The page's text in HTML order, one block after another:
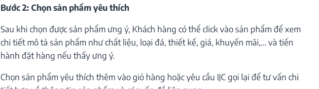
Bước 2: Chọn sản phẩm yêu thích
Sau khi chọn được sản phẩm ưng ý, Khách hàng có thể click vào sản phẩm để xem
chi tiết mô tả sản phẩm như chất liệu, loại đá, thiết kế, giá, khuyến mãi,… và tiến
hành đặt hàng nếu thấy ưng ý.
Chọn sản phẩm yêu thích thêm vào giỏ hàng hoặc yêu cầu IJC gọi lại để tư vấn chi